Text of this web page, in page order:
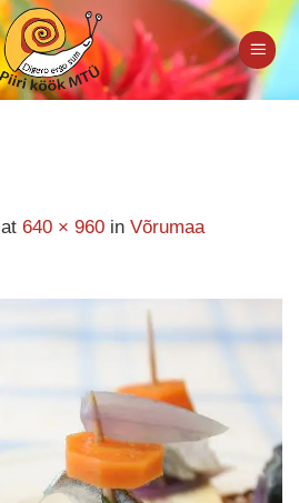
at 640 × 960 in Võrumaa